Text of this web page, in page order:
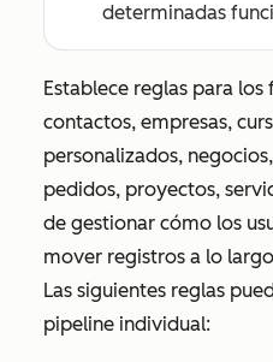
determinadas
Establece reglas para
contactos, empresas,
personalizados,
pedidos, proyectos,
de gestionar cómo los
mover registros a lo
Las siguientes reglas
pipeline individual: